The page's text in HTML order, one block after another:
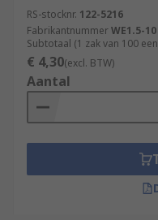
RS-stocknr. 122-5216
FabrikantnummerWE1.5-10
Subtotaal (1 zak van 100
€ 4,30(excl. BTW)
Aantal